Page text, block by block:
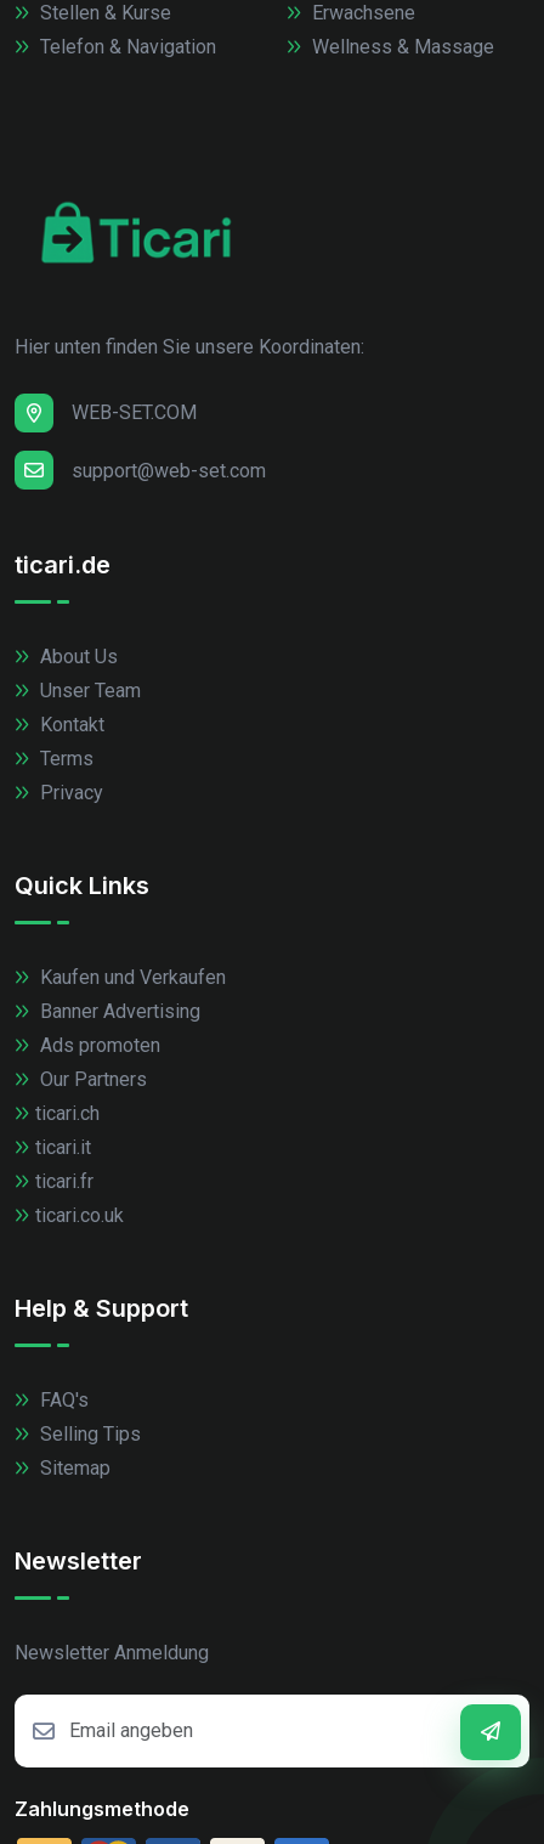
Stellen & Kurse
Telefon & Navigation
Erwachsene
Wellness & Massage
Hier unten finden Sie unsere Koordinaten:
WEB-SET.COM
support@web-set.com
ticari.de
About Us
Unser Team
Kontakt
Terms
Privacy
Quick Links
Kaufen und Verkaufen
Banner Advertising
Ads promoten
Our Partners
ticari.ch
ticari.it
ticari.fr
ticari.co.uk
Help & Support
FAQ's
Selling Tips
Sitemap
Newsletter
Newsletter Anmeldung
Zahlungsmethode